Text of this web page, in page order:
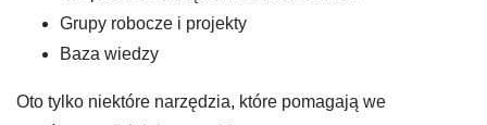
Grupy robocze i projekty
Baza wiedzy
Oto tylko niektóre narzędzia, które pomagają we